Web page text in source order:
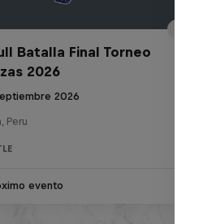
Batalla Final Torneo
2026
2026
Peru
evento